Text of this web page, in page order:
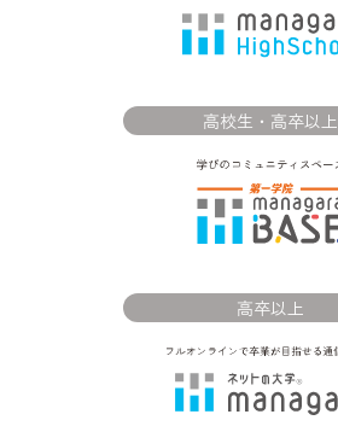
高校生・高卒以上
高卒以上